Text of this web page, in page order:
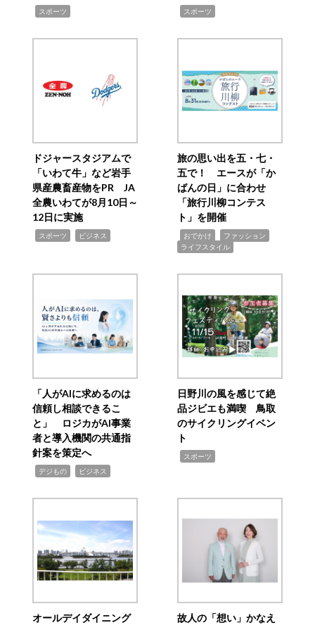
スポーツ スポーツ
ドジャースタジアムで
「いわて牛」など岩手
県産農畜産物をPR JA
全農いわてが8月10日～
12日に実施
スポーツ ビジネス
旅の思い出を五・七・
五で！ エースが「か
ばんの日」に合わせ
「旅行川柳コンテス
ト」を開催
おでかけ ファッション
ライフスタイル
「人がAIに求めるのは
信頼し相談できるこ
と」 ロジカがAI事業
者と導入機関の共通指
針案を策定へ
デジもの ビジネス
日野川の風を感じて絶
品ジビエも満喫 鳥取
のサイクリングイベン
ト
スポーツ
オールデイダイニング
故人の「想い」かなえ